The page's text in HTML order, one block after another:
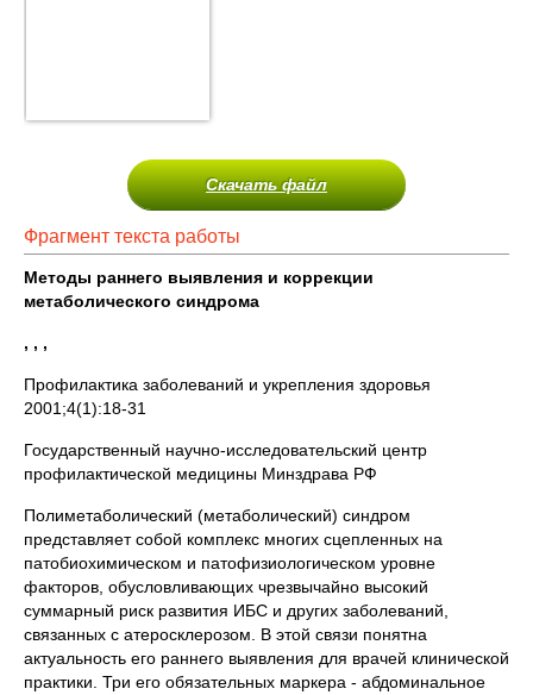
Скачать файл
Фрагмент текста работы
Методы раннего выявления и коррекции
метаболического синдрома
, , ,
Профилактика заболеваний и укрепления здоровья
2001;4(1):18-31
Государственный научно-исследовательский центр
профилактической медицины Минздрава РФ
Полиметаболический (метаболический) синдром
представляет собой комплекс многих сцепленных на
патобиохимическом и патофизиологическом уровне
факторов, обусловливающих чрезвычайно высокий
суммарный риск развития ИБС и других заболеваний,
связанных с атеросклерозом. В этой связи понятна
актуальность его раннего выявления для врачей клинической
практики. Три его обязательных маркера - абдоминальное